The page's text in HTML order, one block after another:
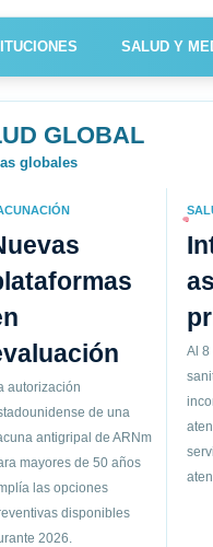
SALUD Y
GLOBAL
globales
autorización
de una
antigripal de ARNm
mayores de 50 años
las opciones
disponibles
2026.
Al 8